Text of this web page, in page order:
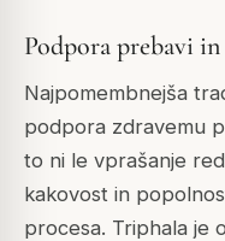
Podpora prebavi
Najpomembnejša
podpora zdravemu
to ni le vprašanje
kakovost in
procesa. Triphala je